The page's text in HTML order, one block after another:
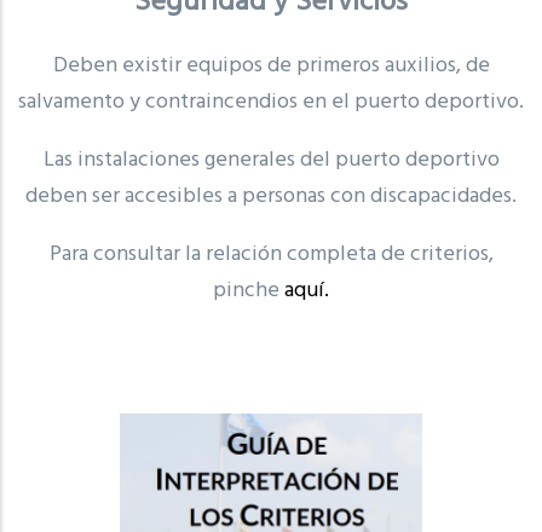
Deben existir equipos de primeros auxilios, de
salvamento y contraincendios en el puerto deportivo.
Las instalaciones generales del puerto deportivo
deben ser accesibles a personas con discapacidades.
Para consultar la relación completa de criterios,
pincheaquí.